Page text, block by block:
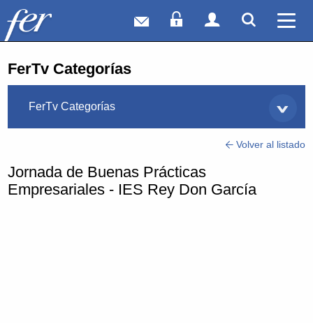
Correo webAcceso Socios
Acceso
FerTv Categorías
FerTv Categorías
Volver al listado
Jornada de Buenas Prácticas
Empresariales - IES Rey Don García